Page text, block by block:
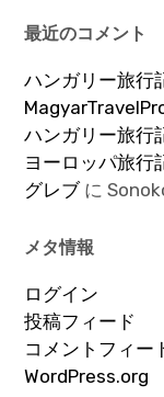
最近のコメント
ハンガリー旅行
ハンガリー旅行
ヨーロッパ旅行
グレブに
メタ情報
ログイン
投稿フィード
コメントフィー
WordPress.org